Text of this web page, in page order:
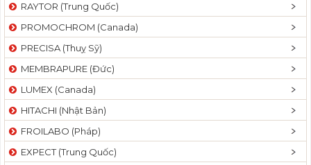
RAYTOR (Trung Quốc)
PROMOCHROM (Canada)
PRECISA (Thuỵ Sỹ)
MEMBRAPURE (Đức)
LUMEX (Canada)
HITACHI (Nhật Bản)
FROILABO (Pháp)
EXPECT (Trung Quốc)